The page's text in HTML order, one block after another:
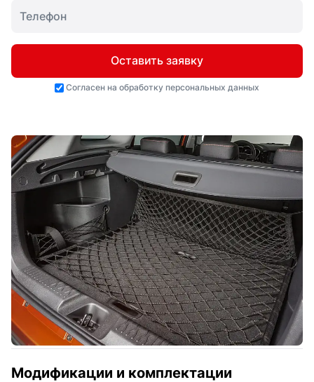
Оставить заявку
Согласен на обработку персональных данных
Модификации и комплектации